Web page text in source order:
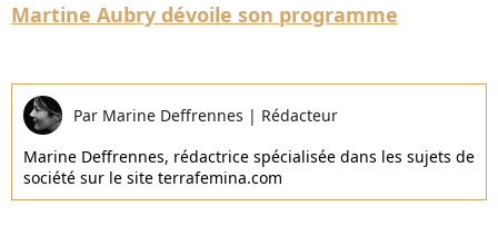
Martine Aubry dévoile son programme
Par Marine Deffrennes | Rédacteur
Marine Deffrennes, rédactrice spécialisée dans les sujets de
société sur le site terrafemina.com